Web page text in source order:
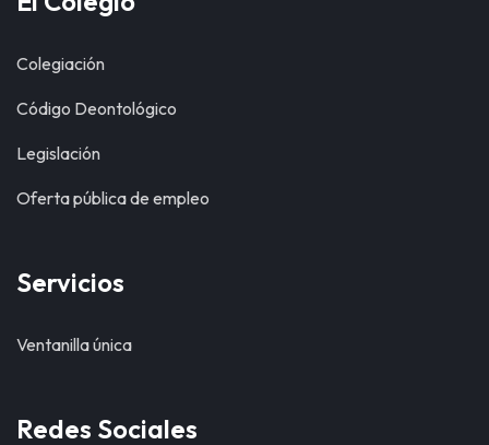
Colegiación
Código Deontológico
Legislación
Oferta pública de empleo
Servicios
Ventanilla única
Redes Sociales